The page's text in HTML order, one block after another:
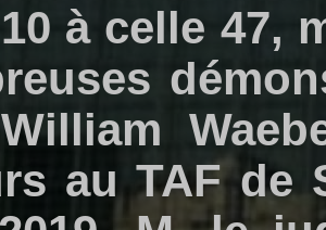
à celle 47,
au TAF de